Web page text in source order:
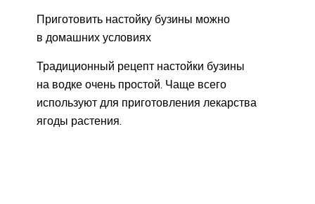
Приготовить настойку бузины можно
в домашних условиях
Традиционный рецепт настойки бузины
на водке очень простой. Чаще всего
используют для приготовления лекарства
ягоды растения.